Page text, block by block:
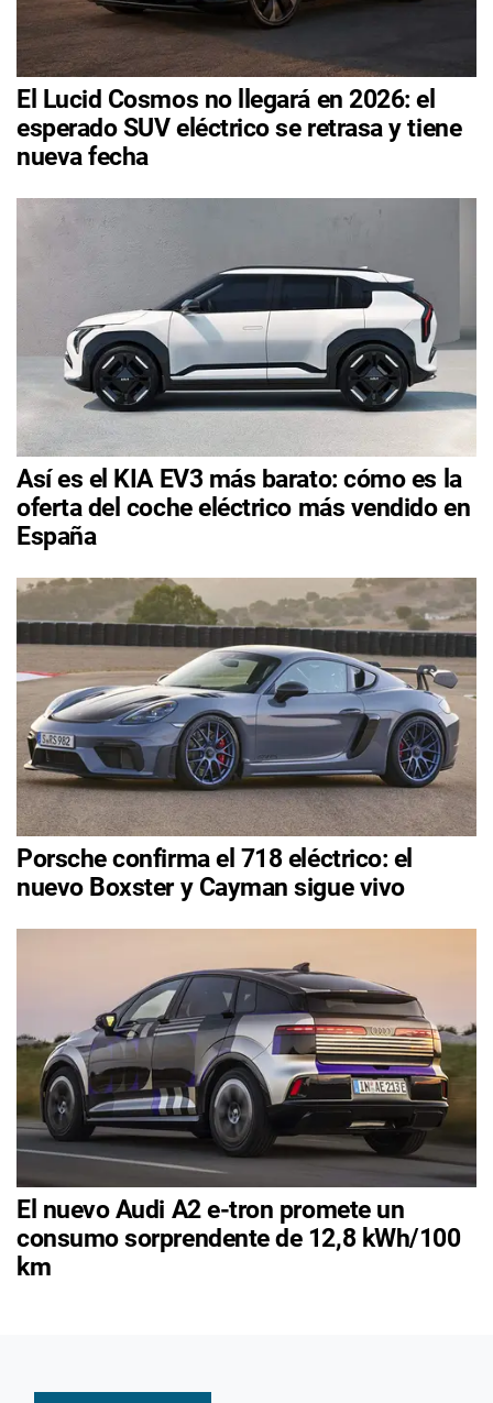
El Lucid Cosmos no llegará en 2026: el
esperado SUV eléctrico se retrasa y tiene
nueva fecha
Así es el KIA EV3 más barato: cómo es la
oferta del coche eléctrico más vendido en
España
Porsche confirma el 718 eléctrico: el
nuevo Boxster y Cayman sigue vivo
El nuevo Audi A2 e-tron promete un
consumo sorprendente de 12,8 kWh/100
km